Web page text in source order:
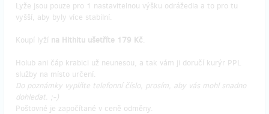
Lyže jsou pouze pro 1 nastavitelnou výšku odrážedla a to pro tu
vyšší, aby byly více stabilní.
Koupí lyží na Hithitu ušetříte 179 Kč.
Holub ani čáp krabici už neunesou, a tak vám ji doručí kurýr PPL
služby na místo určení.
Do poznámky vyplňte telefonní číslo, prosím, aby vás mohl snadno
dohledat. ;-)
Poštovné je započítané v ceně odměny.